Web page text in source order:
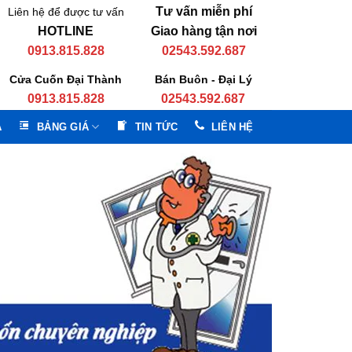
Liên hệ để được tư vấn
HOTLINE
0913.815.828
Tư vấn miễn phí
Giao hàng tận nơi
02543.592.687
Cửa Cuốn Đại Thành
0913.815.828
Bán Buôn - Đại Lý
02543.592.687
BẢNG GIÁ TIN TỨC LIÊN HỆ